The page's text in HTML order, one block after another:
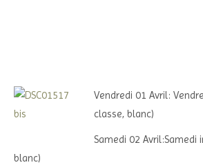
Vendredi 01 Avril:
classe, blanc)
Samedi 02 Avril:Samedi
blanc)